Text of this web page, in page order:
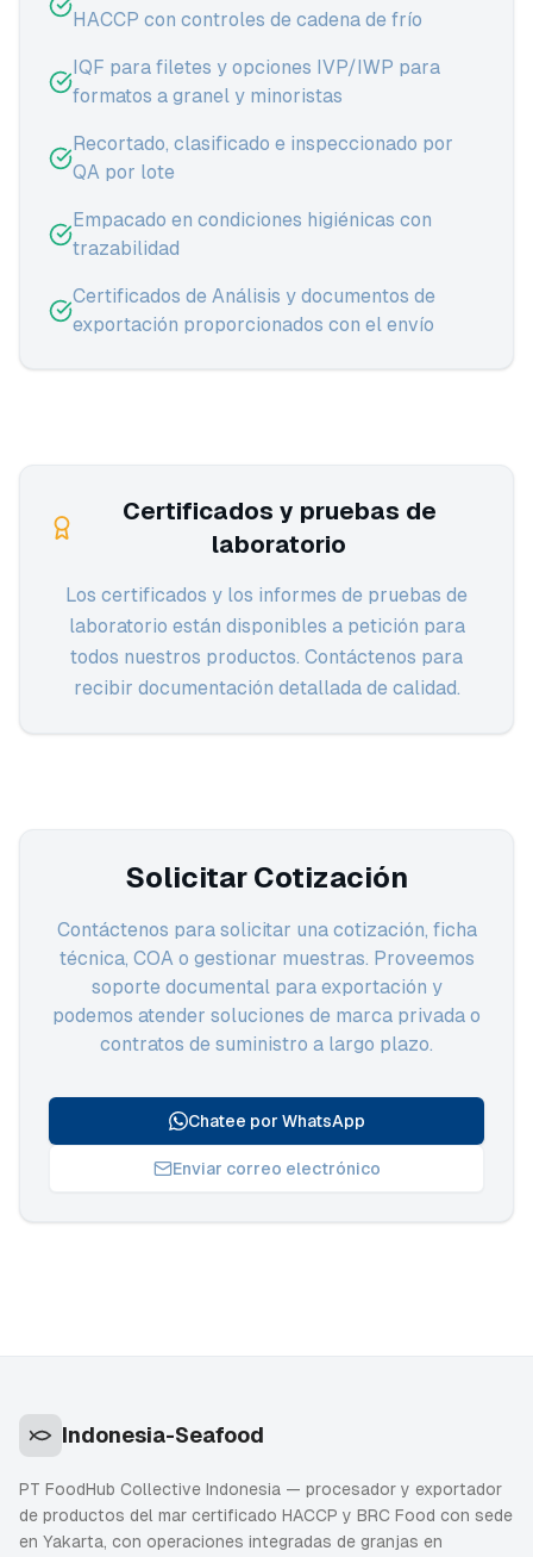
HACCP con controles de cadena de frío
IQF para filetes y opciones IVP/IWP para
formatos a granel y minoristas
Recortado, clasificado e inspeccionado por
QA por lote
Empacado en condiciones higiénicas con
trazabilidad
Certificados de Análisis y documentos de
exportación proporcionados con el envío
Certificados y pruebas de
laboratorio
Los certificados y los informes de pruebas de
laboratorio están disponibles a petición para
todos nuestros productos. Contáctenos para
recibir documentación detallada de calidad.
Solicitar Cotización
Contáctenos para solicitar una cotización, ficha
técnica, COA o gestionar muestras. Proveemos
soporte documental para exportación y
podemos atender soluciones de marca privada o
contratos de suministro a largo plazo.
Chatee por WhatsApp
Enviar correo electrónico
Indonesia-Seafood
PT FoodHub Collective Indonesia — procesador y exportador
de productos del mar certificado HACCP y BRC Food con sede
en Yakarta, con operaciones integradas de granjas en